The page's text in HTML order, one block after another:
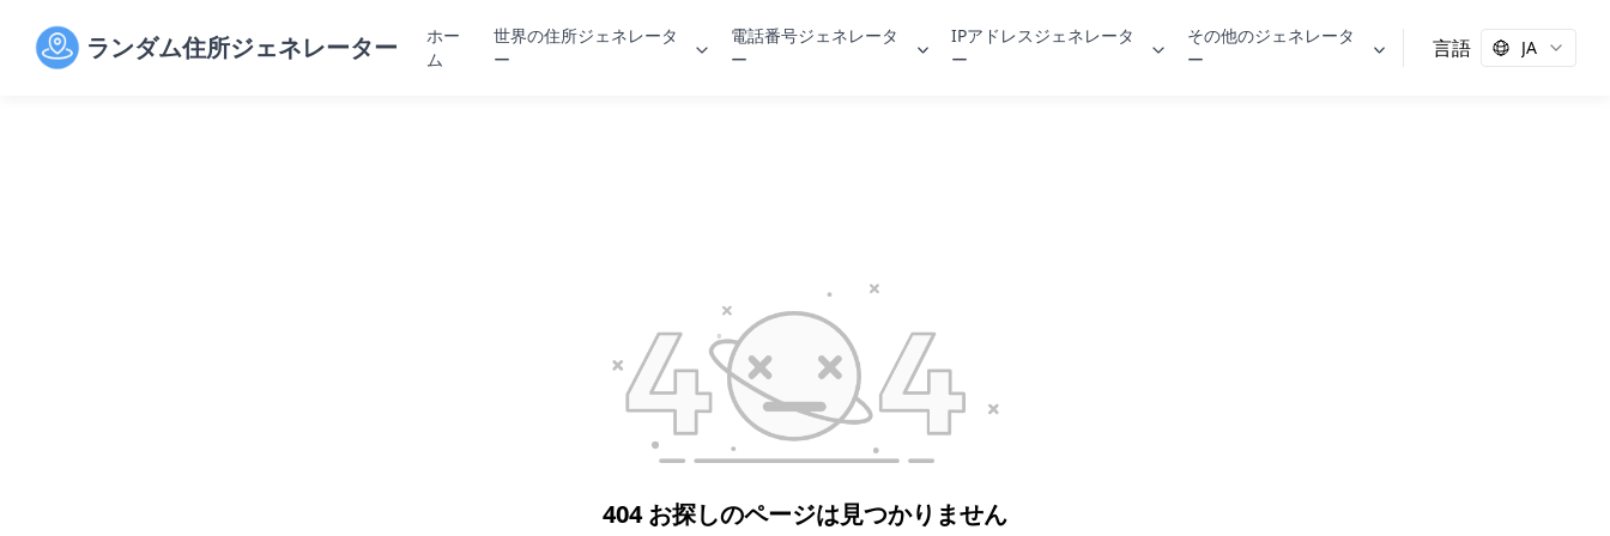
ランダム住所ジェネレーター
ホー
ム
世界の住所ジェネレータ
ー
電話番号ジェネレータ
ー
IPアドレスジェネレータ
ー
その他のジェネレータ
ー
言語 JA
404 お探しのページは見つかりません